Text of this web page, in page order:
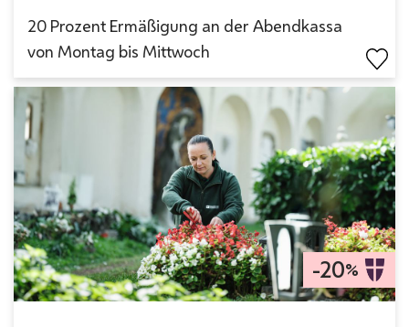
20 Prozent Ermäßigung an der Abendkassa
von Montag bis Mittwoch
-20%